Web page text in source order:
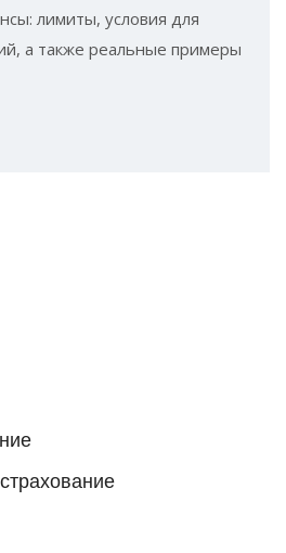
лимиты, условия для
а также реальные примеры